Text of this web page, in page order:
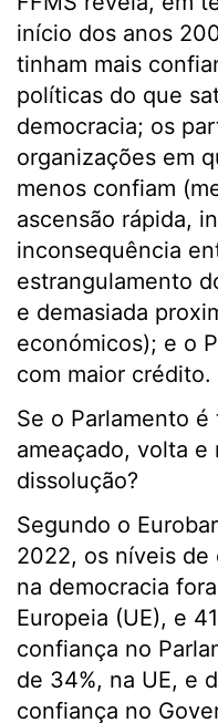
início dos anos
tinham mais
políticas do que
democracia; os
organizações em
menos confiam
ascensão rápida,
inconsequência
estrangulamento
e demasiada
económicos); e o
com maior crédito.
Se o Parlamento
ameaçado, volta e
dissolução?
Segundo o
2022, os níveis de
na democracia
Europeia (UE), e
confiança no
de 34%, na UE, e
confiança no